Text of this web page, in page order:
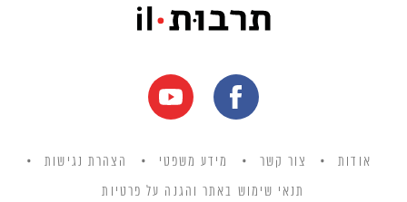
אודות צור קשר מידע משפטי הצהרת נגישות
תנאי שימוש באתר והגנה על פרטיות